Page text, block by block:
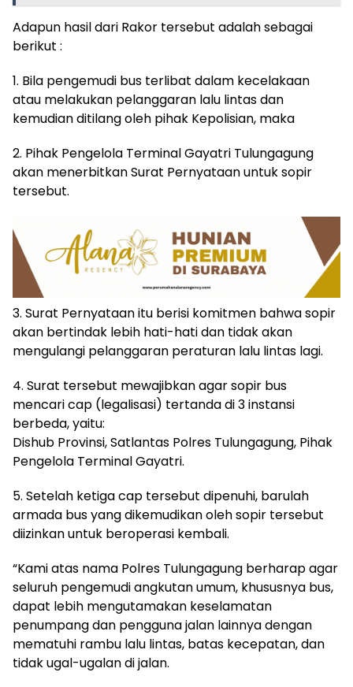
Adapun hasil dari Rakor tersebut adalah sebagai
berikut :
1. Bila pengemudi bus terlibat dalam kecelakaan
atau melakukan pelanggaran lalu lintas dan
kemudian ditilang oleh pihak Kepolisian, maka
2. Pihak Pengelola Terminal Gayatri Tulungagung
akan menerbitkan Surat Pernyataan untuk sopir
tersebut.
3. Surat Pernyataan itu berisi komitmen bahwa sopir
akan bertindak lebih hati-hati dan tidak akan
mengulangi pelanggaran peraturan lalu lintas lagi.
4. Surat tersebut mewajibkan agar sopir bus
mencari cap (legalisasi) tertanda di 3 instansi
berbeda, yaitu:
Dishub Provinsi, Satlantas Polres Tulungagung, Pihak
Pengelola Terminal Gayatri.
5. Setelah ketiga cap tersebut dipenuhi, barulah
armada bus yang dikemudikan oleh sopir tersebut
diizinkan untuk beroperasi kembali.
“Kami atas nama Polres Tulungagung berharap agar
seluruh pengemudi angkutan umum, khususnya bus,
dapat lebih mengutamakan keselamatan
penumpang dan pengguna jalan lainnya dengan
mematuhi rambu lalu lintas, batas kecepatan, dan
tidak ugal-ugalan di jalan.